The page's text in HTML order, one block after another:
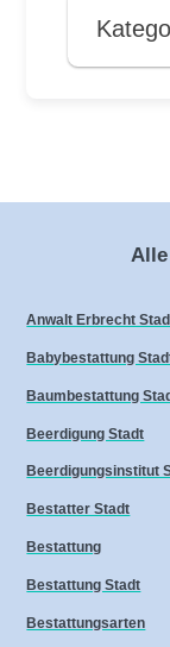
Anwalt Erbrecht
Babybestattung
Baumbestattung
Beerdigung Stadt
Beerdigungsinstitut
Bestatter Stadt
Bestattung
Bestattung Stadt
Bestattungsarten